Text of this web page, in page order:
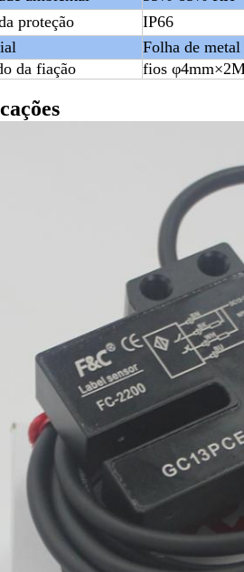
proteção
IP66
Folha de
da fiação
fios